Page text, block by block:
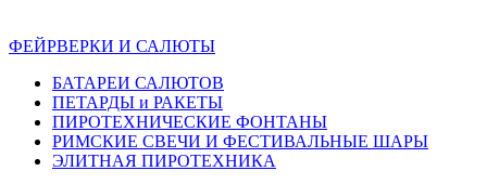
ФЕЙРВЕРКИ И САЛЮТЫ
БАТАРЕИ САЛЮТОВ
ПЕТАРДЫ и РАКЕТЫ
ПИРОТЕХНИЧЕСКИЕ ФОНТАНЫ
РИМСКИЕ СВЕЧИ И ФЕСТИВАЛЬНЫЕ ШАРЫ
ЭЛИТНАЯ ПИРОТЕХНИКА